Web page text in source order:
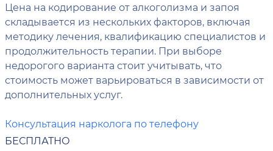
Цена на кодирование от алкоголизма и запоя
складывается из нескольких факторов, включая
методику лечения, квалификацию специалистов и
продолжительность терапии. При выборе
недорогого варианта стоит учитывать, что
стоимость может варьироваться в зависимости от
дополнительных услуг.
Консультация нарколога по телефону
БЕСПЛАТНО